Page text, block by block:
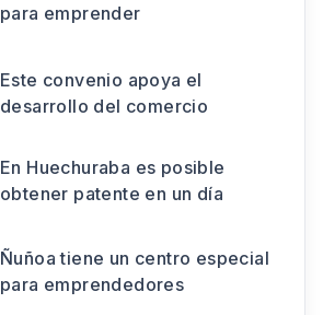
para emprender
Este convenio apoya el
desarrollo del comercio
En Huechuraba es posible
obtener patente en un día
Ñuñoa tiene un centro especial
para emprendedores